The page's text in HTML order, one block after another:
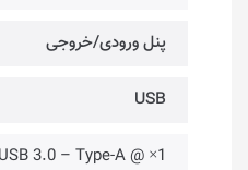
پنل ورودی/خروجی
USB
1× @ USB 3.0 – Type-A